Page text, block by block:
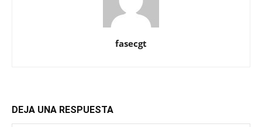
fasecgt
DEJA UNA RESPUESTA